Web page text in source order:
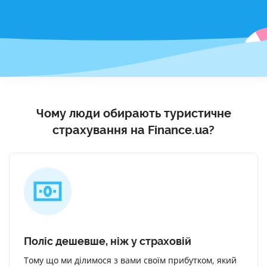
Чому люди обирають туристичне
страхування на Finance.ua?
Поліс дешевше, ніж у страховій
Тому що ми ділимося з вами своїм прибутком, який